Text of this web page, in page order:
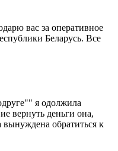
вас за оперативное
Беларусь. Все
я одолжила
вернуть деньги она,
обратиться к